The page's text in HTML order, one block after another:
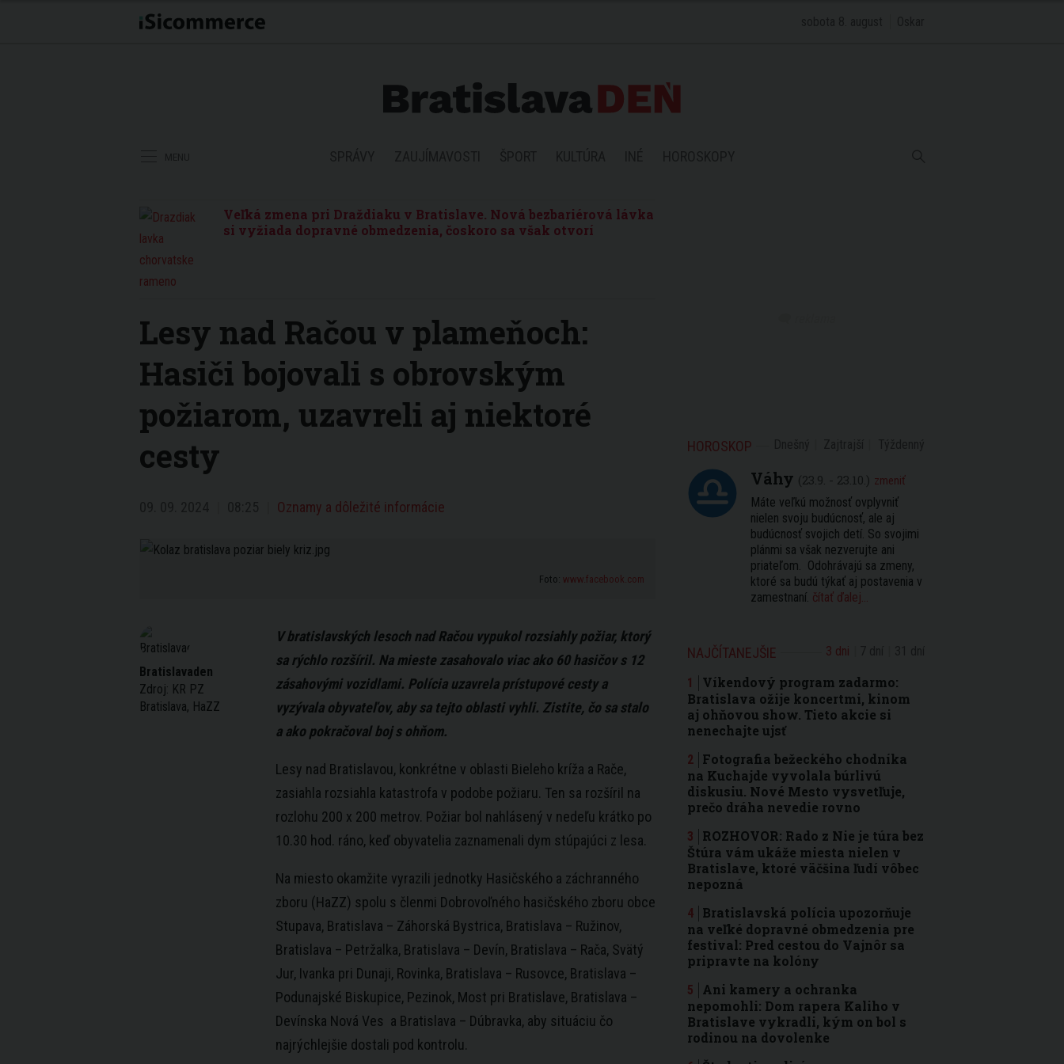
Veľká zmena pri Draždiaku v Bratislave. Nová bezbariérová lávka
si vyžiada dopravné obmedzenia, čoskoro sa však otvorí
Lesy nad Račou v plameňoch:
Hasiči bojovali s obrovským
požiarom, uzavreli aj niektoré
cesty
Oznamy a dôležité informácie
Foto: www.facebook.com
Bratislavaden
Zdroj: KR PZ
Bratislava, HaZZ
V bratislavských lesoch nad Račou vypukol rozsiahly požiar, ktorý
sa rýchlo rozšíril. Na mieste zasahovalo viac ako 60 hasičov s 12
zásahovými vozidlami. Polícia uzavrela prístupové cesty a
vyzývala obyvateľov, aby sa tejto oblasti vyhli. Zistite, čo sa stalo
a ako pokračoval boj s ohňom.
Lesy nad Bratislavou, konkrétne v oblasti Bieleho kríža a Rače,
zasiahla rozsiahla katastrofa v podobe požiaru. Ten sa rozšíril na
rozlohu 200 x 200 metrov. Požiar bol nahlásený v nedeľu krátko po
10.30 hod. ráno, keď obyvatelia zaznamenali dym stúpajúci z lesa.
Na miesto okamžite vyrazili jednotky Hasičského a záchranného
zboru (HaZZ) spolu s členmi Dobrovoľného hasičského zboru obce
Stupava, Bratislava – Záhorská Bystrica, Bratislava – Ružinov,
Bratislava – Petržalka, Bratislava – Devín, Bratislava – Rača, Svätý
Jur, Ivanka pri Dunaji, Rovinka, Bratislava – Rusovce, Bratislava –
Podunajské Biskupice, Pezinok, Most pri Bratislave, Bratislava –
Devínska Nová Ves a Bratislava – Dúbravka, aby situáciu čo
najrýchlejšie dostali pod kontrolu.
HOROSKOP
Váhy (23.9. - 23.10.) zmeniť
Máte veľkú možnosť ovplyvniť
nielen svoju budúcnosť, ale aj
budúcnosť svojich detí. So svojimi
plánmi sa však nezverujte ani
priateľom. Odohrávajú sa zmeny,
ktoré sa budú týkať aj postavenia v
zamestnaní. čítať ďalej...
NAJČÍTANEJŠIE 3 dni
Víkendový program zadarmo:
Bratislava ožije koncertmi, kinom
aj ohňovou show. Tieto akcie si
nenechajte ujsť
Fotografia bežeckého chodníka
na Kuchajde vyvolala búrlivú
diskusiu. Nové Mesto vysvetľuje,
prečo dráha nevedie rovno
ROZHOVOR: Rado z Nie je túra bez
Štúra vám ukáže miesta nielen v
Bratislave, ktoré väčšina ľudí vôbec
nepozná
Bratislavská polícia upozorňuje
na veľké dopravné obmedzenia pre
festival: Pred cestou do Vajnôr sa
pripravte na kolóny
Ani kamery a ochranka
nepomohli: Dom rapera Kaliho v
Bratislave vykradli, kým on bol s
rodinou na dovolenke